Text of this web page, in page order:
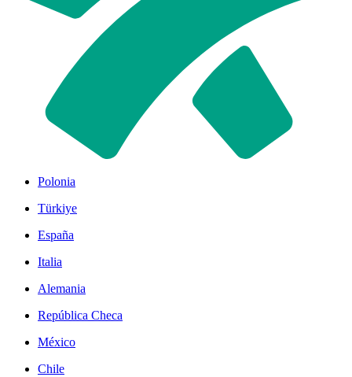
Polonia
Türkiye
España
Italia
Alemania
República Checa
México
Chile